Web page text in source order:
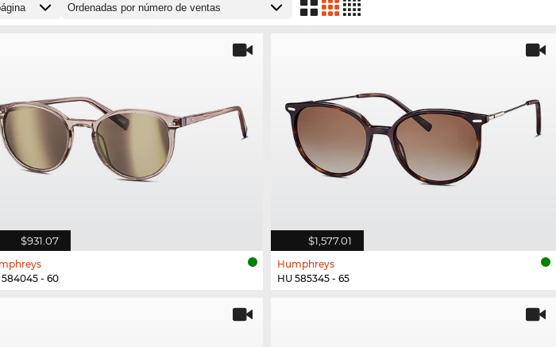
$931.07
584045 - 60
$1,577.01
Humphreys
HU 585345 - 65